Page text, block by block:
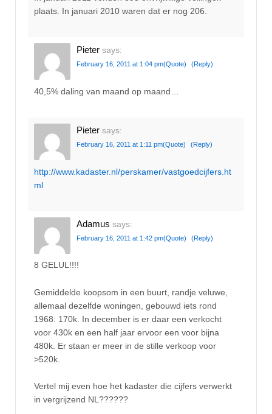
plaats. In januari 2010 waren dat er nog 206.
Pieter says:
February 16, 2011 at 1:04 pm(Quote) (Reply)
40,5% daling van maand op maand…
Pieter says:
February 16, 2011 at 1:11 pm(Quote) (Reply)
http://www.kadaster.nl/perskamer/vastgoedcijfers.ht
ml
Adamus says:
February 16, 2011 at 1:42 pm(Quote) (Reply)
8 GELUL!!!!
Gemiddelde koopsom in een buurt, randje veluwe,
allemaal dezelfde woningen, gebouwd iets rond
1968: 170k. In december is er daar een verkocht
voor 430k en een half jaar ervoor een voor bijna
480k. Er staan er meer in de stille verkoop voor
>520k.
Vertel mij even hoe het kadaster die cijfers verwerkt
in vergrijzend NL??????